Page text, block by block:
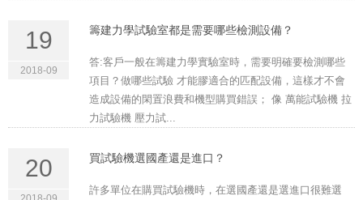
19
2018-09
籌建力學試驗室都是需要哪些檢測設備？
答:客戶一般在籌建力學實驗室時，需要明確要檢測哪些
項目？做哪些試驗 才能膠適合的匹配設備，這樣才不會
造成設備的閑置浪費和機型購買錯誤； 像 萬能試驗機 拉
力試驗機 壓力試...
20 買試驗機選國產還是進口？
許多單位在購買試驗機時，在選國產還是選進口很難選